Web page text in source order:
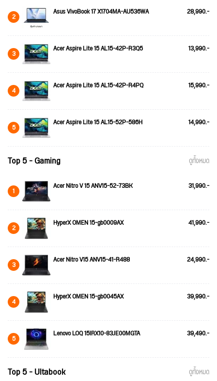
2 Asus VivoBook 17 X1704MA-AU536WA 28,990.-
3 Acer Aspire Lite 15 AL15-42P-R3Q5 13,990.-
4 Acer Aspire Lite 15 AL15-42P-R4PQ 15,990.-
5 Acer Aspire Lite 15 AL15-52P-586H 14,990.-
Top 5 - Gaming ดูทั้งหมด
1 Acer Nitro V 15 ANV15-52-73BK 31,990.-
2 HyperX OMEN 15-gb0009AX 41,990.-
3 Acer Nitro V15 ANV15-41-R488 24,990.-
4 HyperX OMEN 15-gb0045AX 39,990.-
5 Lenovo LOQ 15IRX10-83JE00MGTA 39,490.-
Top 5 - Ultabook ดูทั้งหมด